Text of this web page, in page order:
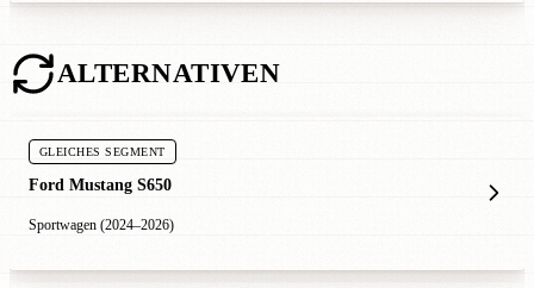
ALTERNATIVEN
GLEICHES SEGMENT
Ford Mustang S650
Sportwagen (2024–2026)